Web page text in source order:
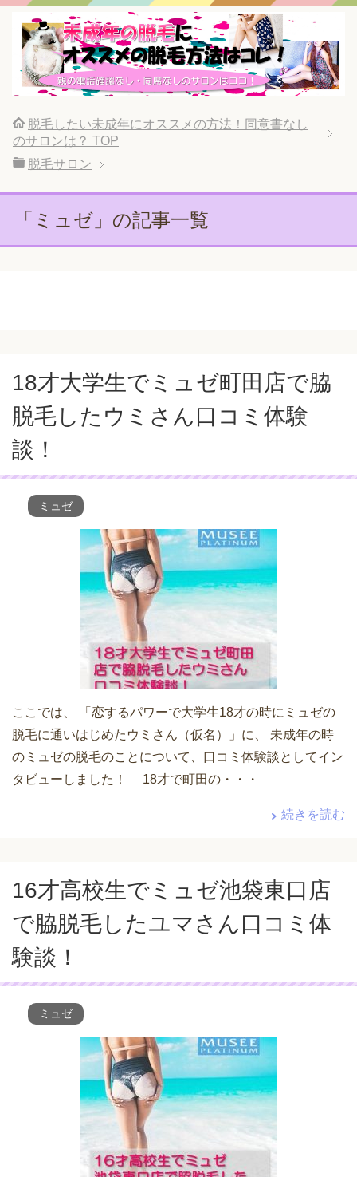
脱毛したい未成年にオススメの方法！同意書なし
のサロンは？ TOP
脱毛サロン
「ミュゼ」の記事一覧
18才大学生でミュゼ町田店で脇
脱毛したウミさん口コミ体験
談！
ミュゼ
ここでは、 「恋するパワーで大学生18才の時にミュゼの
脱毛に通いはじめたウミさん（仮名）」に、 未成年の時
のミュゼの脱毛のことについて、口コミ体験談としてイン
タビューしました！ 18才で町田の・・・
続きを読む
16才高校生でミュゼ池袋東口店
で脇脱毛したユマさん口コミ体
験談！
ミュゼ